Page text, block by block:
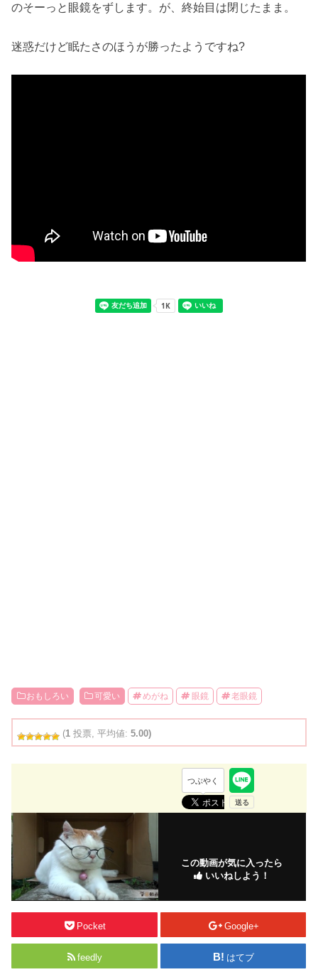
のそーっと眼鏡をずします。が、終始目は閉じたまま。
迷惑だけど眠たさのほうが勝ったようですね?
おもしろい 可愛い めがね 眼鏡 老眼鏡
(1 投票, 平均値:5.00)
つぶやく
この動画が気に入ったら
いいねしよう！
Pocket Google+
feedly はてブ